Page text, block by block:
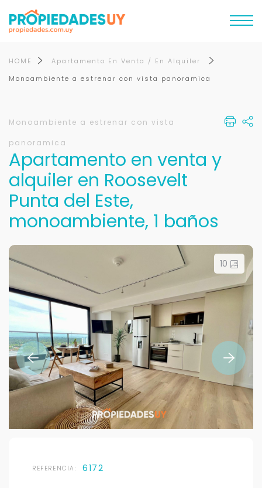
HOME
Apartamento En Venta / En Alquiler
Monoambiente a estrenar con vista panoramica
Monoambiente a estrenar con vista
panoramica
Apartamento en venta y
alquiler en Roosevelt
Punta del Este,
monoambiente, 1 baños
10
REFERENCIA: 6172